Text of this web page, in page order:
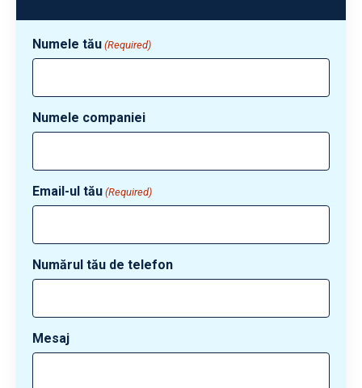
Numele tău (Required)
Numele companiei
Email-ul tău (Required)
Numărul tău de telefon
Mesaj